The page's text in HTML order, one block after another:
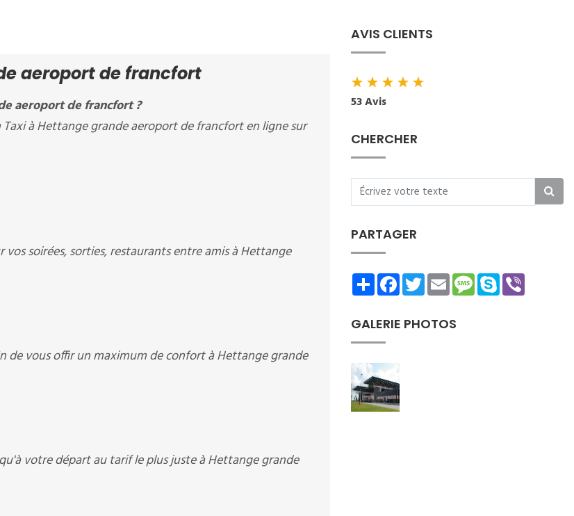
aeroport de francfort
aeroport de francfort ?
Taxi à Hettange grande aeroport de francfort en ligne sur
vos soirées, sorties, restaurants entre amis à Hettange
de vous offir un maximum de confort à Hettange grande
votre départ au tarif le plus juste à Hettange grande
AVIS CLIENTS
★★★★★
53 Avis
CHERCHER
PARTAGER
ShareFacebookTwitterEmailMessage
Skype
GALERIE PHOTOS